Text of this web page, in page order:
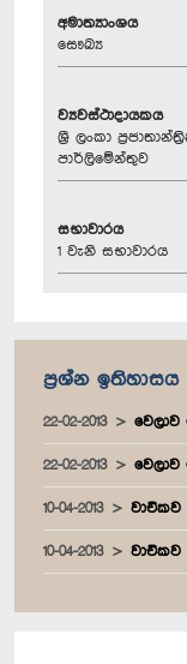
අමාත්‍යාංශය
සෞඛ්‍ය
ව්‍යවස්ථාදායකය
ශ්‍රී ලංකා
පාර්ලිමේන්තුව
සභාවාරය
1 වැනි සභාවාරය
ප්‍රශ්න ඉතිහාසය
22-02-2013
22-02-2013
10-04-2013
10-04-2013